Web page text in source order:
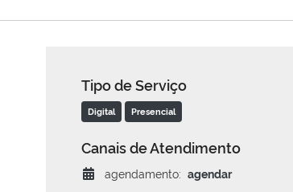
Tipo de Serviço
Digital Presencial
Canais de Atendimento
agendamento: agendar